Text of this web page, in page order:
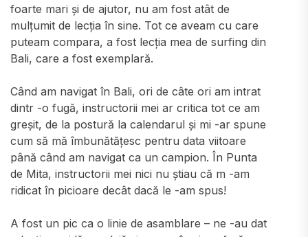
foarte mari și de ajutor, nu am fost atât de
mulțumit de lecția în sine. Tot ce aveam cu care
puteam compara, a fost lecția mea de surfing din
Bali, care a fost exemplară.
Când am navigat în Bali, ori de câte ori am intrat
dintr -o fugă, instructorii mei ar critica tot ce am
greșit, de la postură la calendarul și mi -ar spune
cum să mă îmbunătățesc pentru data viitoare
până când am navigat ca un campion. În Punta
de Mita, instructorii mei nici nu știau că m -am
ridicat în picioare decât dacă le -am spus!
A fost un pic ca o linie de asamblare – ne -au dat